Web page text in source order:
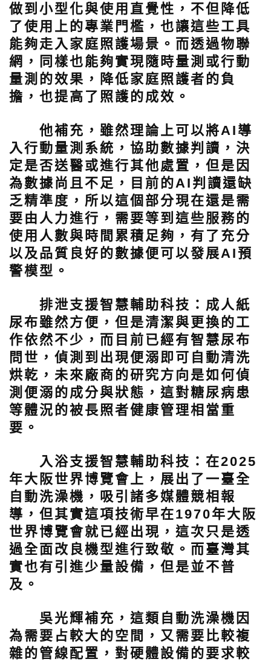
做到小型化與使用直覺性，不但降低
了使用上的專業門檻，也讓這些工具
能夠走入家庭照護場景。而透過物聯
網，同樣也能夠實現隨時量測或行動
量測的效果，降低家庭照護者的負
擔，也提高了照護的成效。
他補充，雖然理論上可以將AI導
入行動量測系統，協助數據判讀，決
定是否送醫或進行其他處置，但是因
為數據尚且不足，目前的AI判讀還缺
乏精準度，所以這個部分現在還是需
要由人力進行，需要等到這些服務的
使用人數與時間累積足夠，有了充分
以及品質良好的數據便可以發展AI預
警模型。
排泄支援智慧輔助科技： 成人紙
尿布雖然方便，但是清潔與更換的工
作依然不少，而目前已經有智慧尿布
問世，偵測到出現便溺即可自動清洗
烘乾，未來廠商的研究方向是如何偵
測便溺的成分與狀態，這對糖尿病患
等體況的被長照者健康管理相當重
要。
入浴支援智慧輔助科技： 在2025
年大阪世界博覽會上，展出了一臺全
自動洗澡機，吸引諸多媒體競相報
導，但其實這項技術早在1970年大阪
世界博覽會就已經出現，這次只是透
過全面改良機型進行致敬。而臺灣其
實也有引進少量設備，但是並不普
及。
吳光輝補充，這類自動洗澡機因
為需要占較大的空間，又需要比較複
雜的管線配置，對硬體設備的要求較